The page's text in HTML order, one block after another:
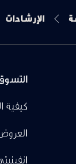
الإرشادات
كيفية